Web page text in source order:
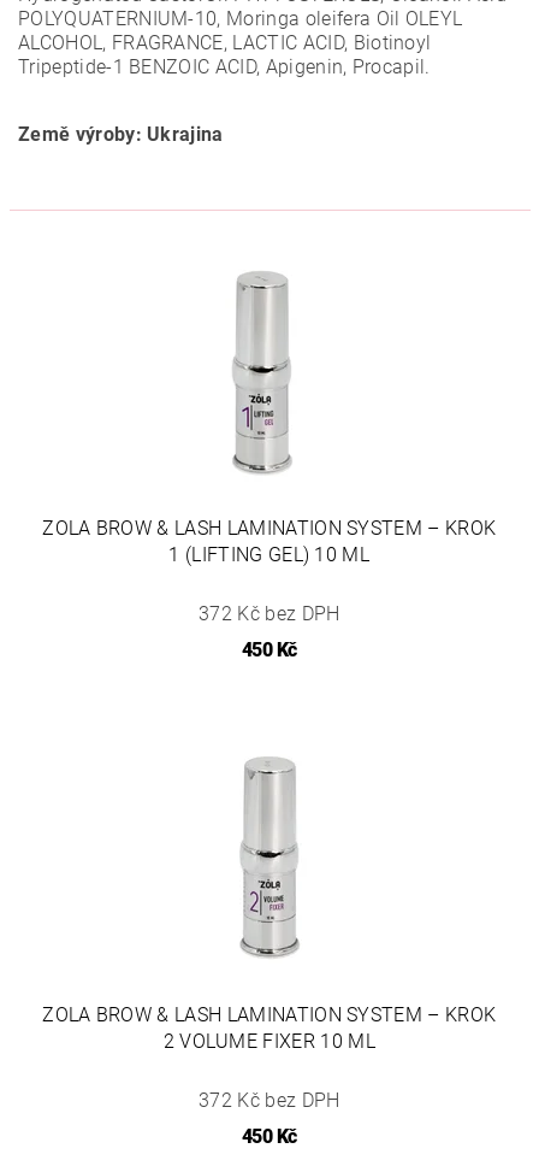
POLYQUATERNIUM-10, Moringa oleifera Oil OLEYL
ALCOHOL, FRAGRANCE, LACTIC ACID, Biotinoyl
Tripeptide-1 BENZOIC ACID, Apigenin, Procapil.
Země výroby: Ukrajina
ZOLA BROW & LASH LAMINATION SYSTEM – KROK
1 (LIFTING GEL) 10 ML
372 Kč bez DPH
450 Kč
ZOLA BROW & LASH LAMINATION SYSTEM – KROK
2 VOLUME FIXER 10 ML
372 Kč bez DPH
450 Kč